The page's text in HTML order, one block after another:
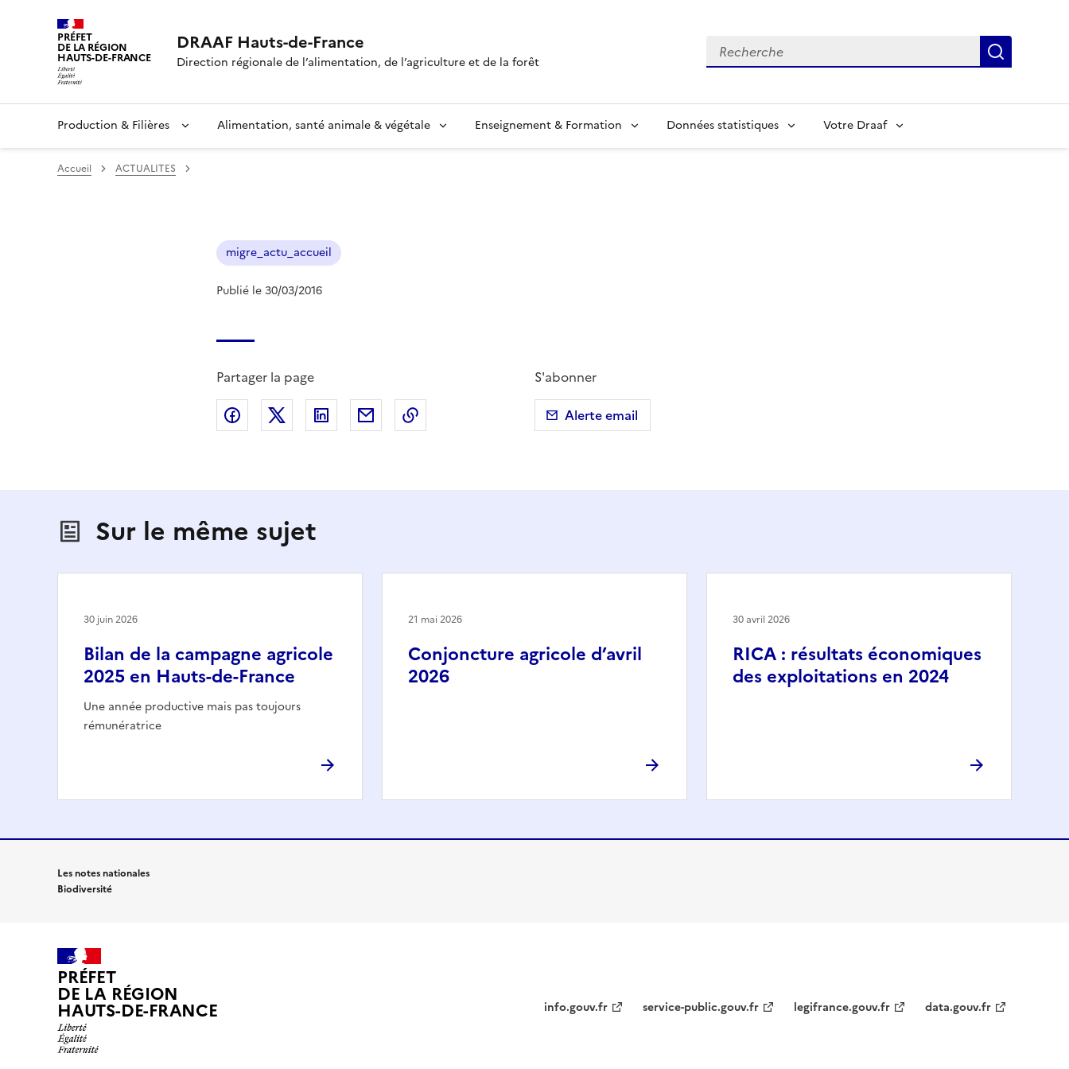
PRÉFET
DE LA RÉGION
HAUTS-DE-FRANCE
DRAAF Hauts-de-France
Direction régionale de l’alimentation, de l’agriculture et de la forêt
Recherche
Production & Filières Alimentation, santé animale & végétale Enseignement & Formation Données statistiques Votre Draaf
Accueil ACTUALITES
migre_actu_accueil
Publié le 30/03/2016
Partager la page
Partager sur Facebook
Partager sur X (anciennement Twitter)
Partager sur LinkedIn
Partager par emailCopier dans le presse-papier
S'abonner
Alerte email
Sur le même sujet
Bilan de la campagne agricole
2025 en Hauts-de-France
Une année productive mais pas toujours
rémunératrice
30 juin 2026
Conjoncture agricole d’avril
2026
21 mai 2026
RICA : résultats économiques
des exploitations en 2024
30 avril 2026
Les notes nationales
Biodiversité
PRÉFET
DE LA RÉGION
HAUTS-DE-FRANCE info.gouv.fr service-public.gouv.fr legifrance.gouv.fr data.gouv.fr